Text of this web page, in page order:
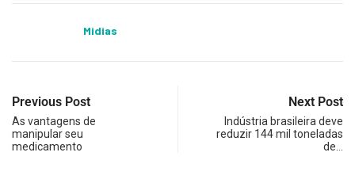
Midias
Previous Post
As vantagens de
manipular seu
medicamento
Next Post
Indústria brasileira deve
reduzir 144 mil toneladas
de…